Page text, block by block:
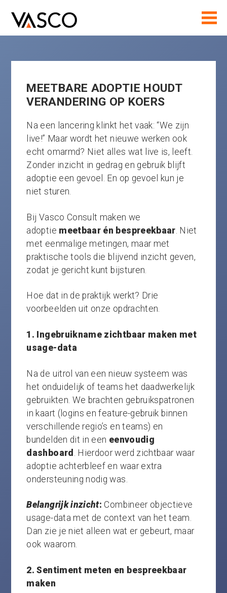
MEETBARE ADOPTIE HOUDT
VERANDERING OP KOERS
Na een lancering klinkt het vaak: “We zijn
live!” Maar wordt het nieuwe werken ook
echt omarmd? Niet alles wat live is, leeft.
Zonder inzicht in gedrag en gebruik blijft
adoptie een gevoel. En op gevoel kun je
niet sturen.
Bij Vasco Consult maken we
adoptie meetbaar én bespreekbaar . Niet
met eenmalige metingen, maar met
praktische tools die blijvend inzicht geven,
zodat je gericht kunt bijsturen.
Hoe dat in de praktijk werkt? Drie
voorbeelden uit onze opdrachten.
1. Ingebruikname zichtbaar maken met
usage-data
Na de uitrol van een nieuw systeem was
het onduidelijk of teams het daadwerkelijk
gebruikten. We brachten gebruikspatronen
in kaart (logins en feature-gebruik binnen
verschillende regio’s en teams) en
bundelden dit in een eenvoudig
dashboard
. Hierdoor werd zichtbaar waar
adoptie achterbleef en waar extra
ondersteuning nodig was.
Belangrijk inzicht: Combineer objectieve
usage-data met de context van het team.
Dan zie je niet alleen wat er gebeurt, maar
ook waarom.
2. Sentiment meten en bespreekbaar
maken